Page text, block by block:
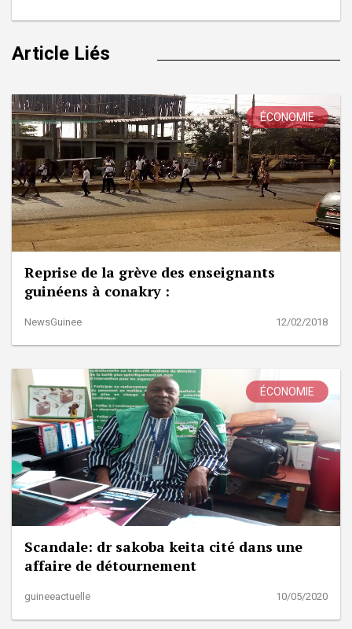
Article Liés
ÉCONOMIE
Reprise de la grève des enseignants
guinéens à conakry :
NewsGuinee 12/02/2018
ÉCONOMIE
Scandale: dr sakoba keita cité dans une
affaire de détournement
guineeactuelle 10/05/2020